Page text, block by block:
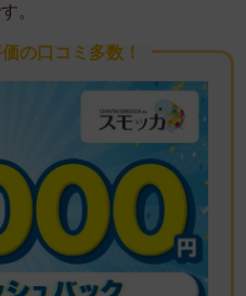
。
の口コミ多数！